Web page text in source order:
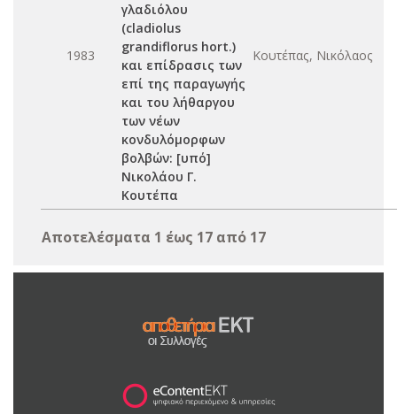
1983
γλαδιόλου
(cladiolus
grandiflorus hort.)
και επίδρασις των
επί της παραγωγής
και του λήθαργου
των νέων
κονδυλόμορφων
βολβών: [υπό]
Νικολάου Γ.
Κουτέπα
Κουτέπας, Νικόλαος
Αποτελέσματα 1 έως 17 από 17